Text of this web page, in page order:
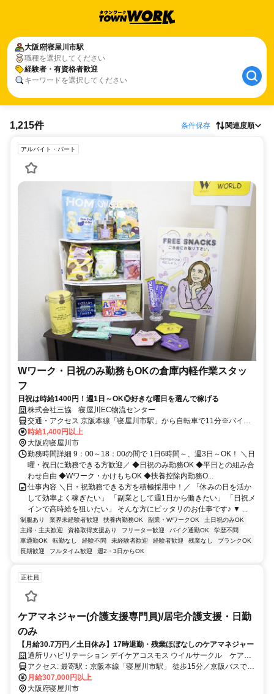
大阪府寝屋川市駅
職種を選択してください
経験者・有資格者歓迎
キーワードを選択してください
1,215件 条件保存 関連度順
アルバイト・パート
Wワーク・日祝のみ勤務もOKの倉庫内軽作業スタッ
フ
日祝は時給1400円！週1日～OK◎好きな曜日を選んで稼げる
株式会社三協 寝屋川EC物流センター
交通・アクセス 京阪本線「寝屋川市駅」から自転車で11分※バイ
ク・自転車通勤可
時給1,400円以上
大阪府寝屋川市
勤務時間詳細 9：00～18：00の間で 1日6時間～、週3日～OK！ ＼日
曜・祝日に勤務できる方歓迎／ ◆日祝のみ勤務OK ◆平日との組み合
わせ自由 ◆Wワーク・かけもちOK ◆扶養控除内勤務O...
仕事内容 ＼日・祝勤務できる方を積極採用中！／ 「休みの日を活か
して効率よく稼ぎたい」 「副業として週1日から働きたい」 「日祝メ
インで高時給を狙いたい」 そんな方にピッタリのお仕事です♪ ▼ ...
制服あり 業界未経験者歓迎 扶養内勤務OK 副業・WワークOK
土日祝のみOK
主婦・主夫歓迎
資格取得支援あり フリーター歓迎 バイク通勤OK
学歴不問
車通勤OK
転勤なし 経験不問 未経験者歓迎 経験者歓迎 残業なし
ブランクOK
長期歓迎
フルタイム歓迎 週2・3日からOK
正社員
ケアマネジャー(介護支援専門員)/居宅介護支援・日勤
のみ
【月給30.7万円／土日休み】17時退勤・残業ほぼなしのケアマネジャー
通所リハビリテーション デイケアコスモス ウイルサークル ケアプ
ランミント
アクセス: 最寄駅：京阪本線「寝屋川市駅」 徒歩15分／京阪バスで5
分 ※自転車 / バイク通勤OK ※直行直帰あり ※交通費上限 月3万円ま
で実費支給
月給307,000円以上
大阪府寝屋川市